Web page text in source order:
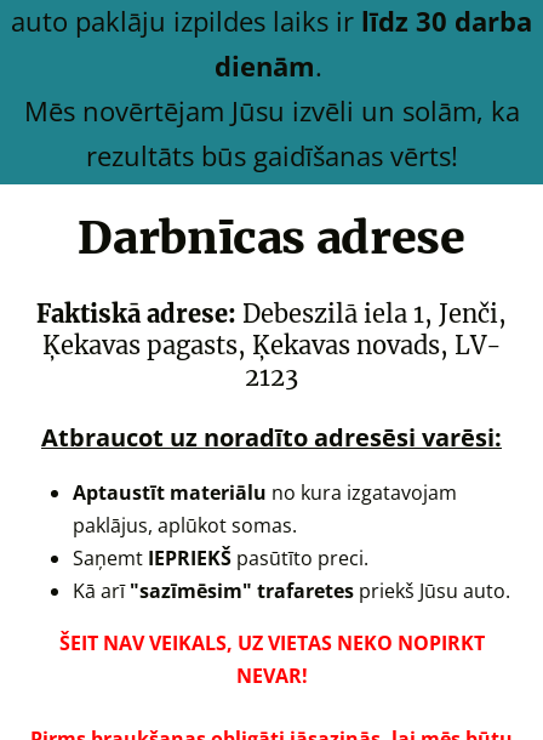
auto paklāju izpildes laiks ir līdz 30 darba
dienām.
Mēs novērtējam Jūsu izvēli un solām, ka
rezultāts būs gaidīšanas vērts!
Darbnīcas adrese
Faktiskā adrese: Debeszilā iela 1, Jenči,
Ķekavas pagasts, Ķekavas novads, LV-
2123
Atbraucot uz noradīto adresēsi varēsi:
Aptaustīt materiālu no kura izgatavojam
paklājus, aplūkot somas.
Saņemt IEPRIEKŠ pasūtīto preci.
Kā arī"sazīmēsim" trafaretes priekš Jūsu auto.
ŠEIT NAV VEIKALS, UZ VIETAS NEKO NOPIRKT
NEVAR!